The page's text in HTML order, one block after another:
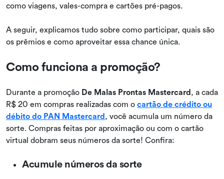
como viagens, vales-compra e cartões pré-pagos.
A seguir, explicamos tudo sobre como participar, quais são
os prêmios e como aproveitar essa chance única.
Como funciona a promoção?
Durante a promoção De Malas Prontas Mastercard, a cada
R$ 20 em compras realizadas com o cartão de crédito ou
débito do PAN Mastercard, você acumula um número da
sorte. Compras feitas por aproximação ou com o cartão
virtual dobram seus números da sorte! Confira:
Acumule números da sorte